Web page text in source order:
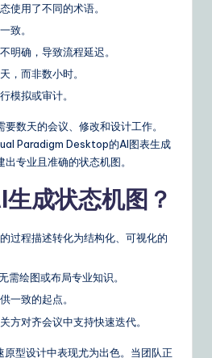
使用了不同的术语。
致。
明确，导致流程延迟。
，而非数小时。
模拟或审计。
数天的会议、修改和设计工作。
Paradigm Desktop的AI图表生成
专业且准确的状态机图。
成状态机图？
过程描述转化为结构化、可视化的
绘图或布局专业知识。
一致的起点。
方对齐会议中支持快速迭代。
原型设计中表现尤为出色。当团队正